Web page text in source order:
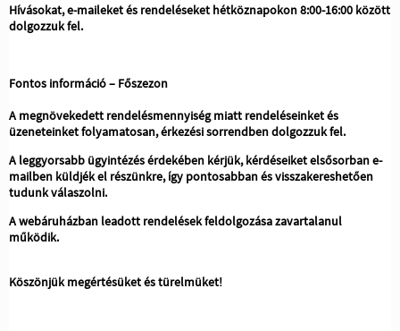
Hívásokat, e-maileket és rendeléseket hétköznapokon 8:00-16:00 között
dolgozzuk fel.
Fontos információ – Főszezon
A megnövekedett rendelésmennyiség miatt rendeléseinket és
üzeneteinket folyamatosan, érkezési sorrendben dolgozzuk fel.
A leggyorsabb ügyintézés érdekében kérjük, kérdéseiket elsősorban e-
mailben küldjék el részünkre, így pontosabban és visszakereshetően
tudunk válaszolni.
A webáruházban leadott rendelések feldolgozása zavartalanul
működik.
Köszönjük megértésüket és türelmüket!